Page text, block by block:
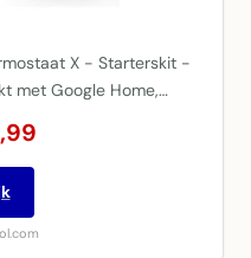
X - Starterskit -
met Google Home,…